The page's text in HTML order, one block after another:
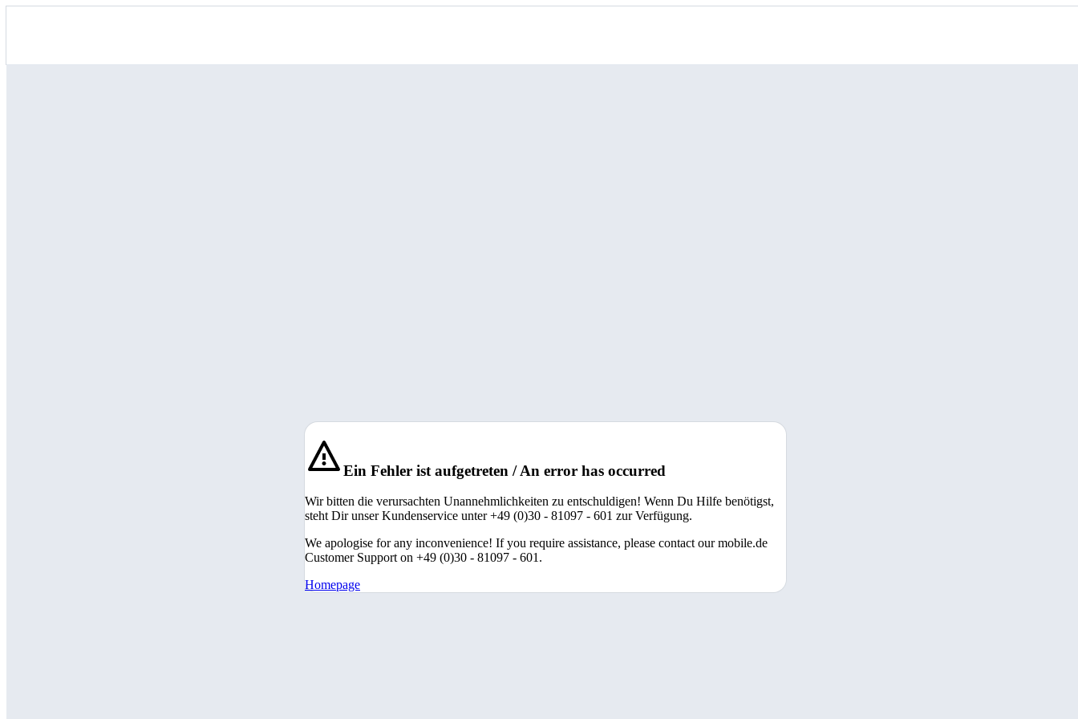
Ein Fehler ist aufgetreten / An error has occurred
Wir bitten die verursachten Unannehmlichkeiten zu entschuldigen! Wenn Du Hilfe benötigst,
steht Dir unser Kundenservice unter +49 (0)30 - 81097 - 601 zur Verfügung.
We apologise for any inconvenience! If you require assistance, please contact our mobile.de
Customer Support on +49 (0)30 - 81097 - 601.
Homepage